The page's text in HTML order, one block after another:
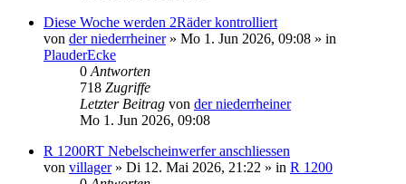
Diese Woche werden 2Räder kontrolliert
von der niederrheiner» Mo 1. Jun 2026, 09:08 » in
PlauderEcke
0 Antworten
718 Zugriffe
Letzter Beitrag von der niederrheiner
Mo 1. Jun 2026, 09:08
R 1200RT Nebelscheinwerfer anschliessen
von villager» Di 12. Mai 2026, 21:22 » in R 1200